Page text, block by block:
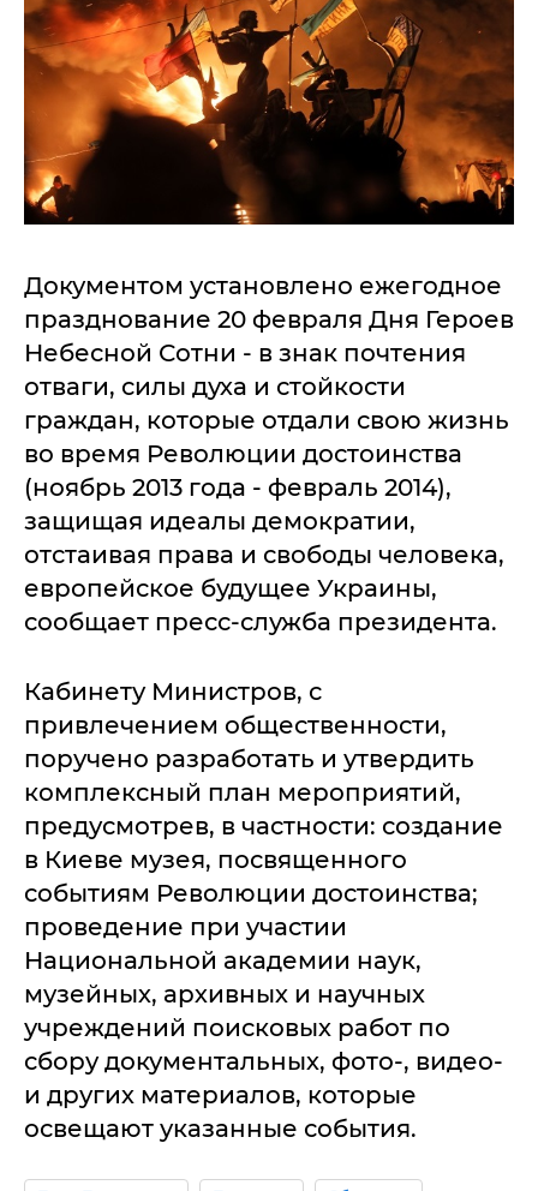
Документом установлено ежегодное
празднование 20 февраля Дня Героев
Небесной Сотни - в знак почтения
отваги, силы духа и стойкости
граждан, которые отдали свою жизнь
во время Революции достоинства
(ноябрь 2013 года - февраль 2014),
защищая идеалы демократии,
отстаивая права и свободы человека,
европейское будущее Украины,
сообщает пресс-служба президента.
Кабинету Министров, с
привлечением общественности,
поручено разработать и утвердить
комплексный план мероприятий,
предусмотрев, в частности: создание
в Киеве музея, посвященного
событиям Революции достоинства;
проведение при участии
Национальной академии наук,
музейных, архивных и научных
учреждений поисковых работ по
сбору документальных, фото-, видео-
и других материалов, которые
освещают указанные события.